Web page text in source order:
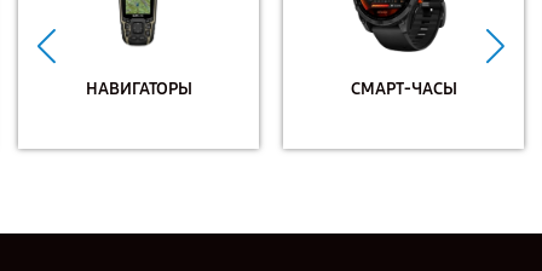
НАВИГАТОРЫ СМАРТ-ЧАСЫ